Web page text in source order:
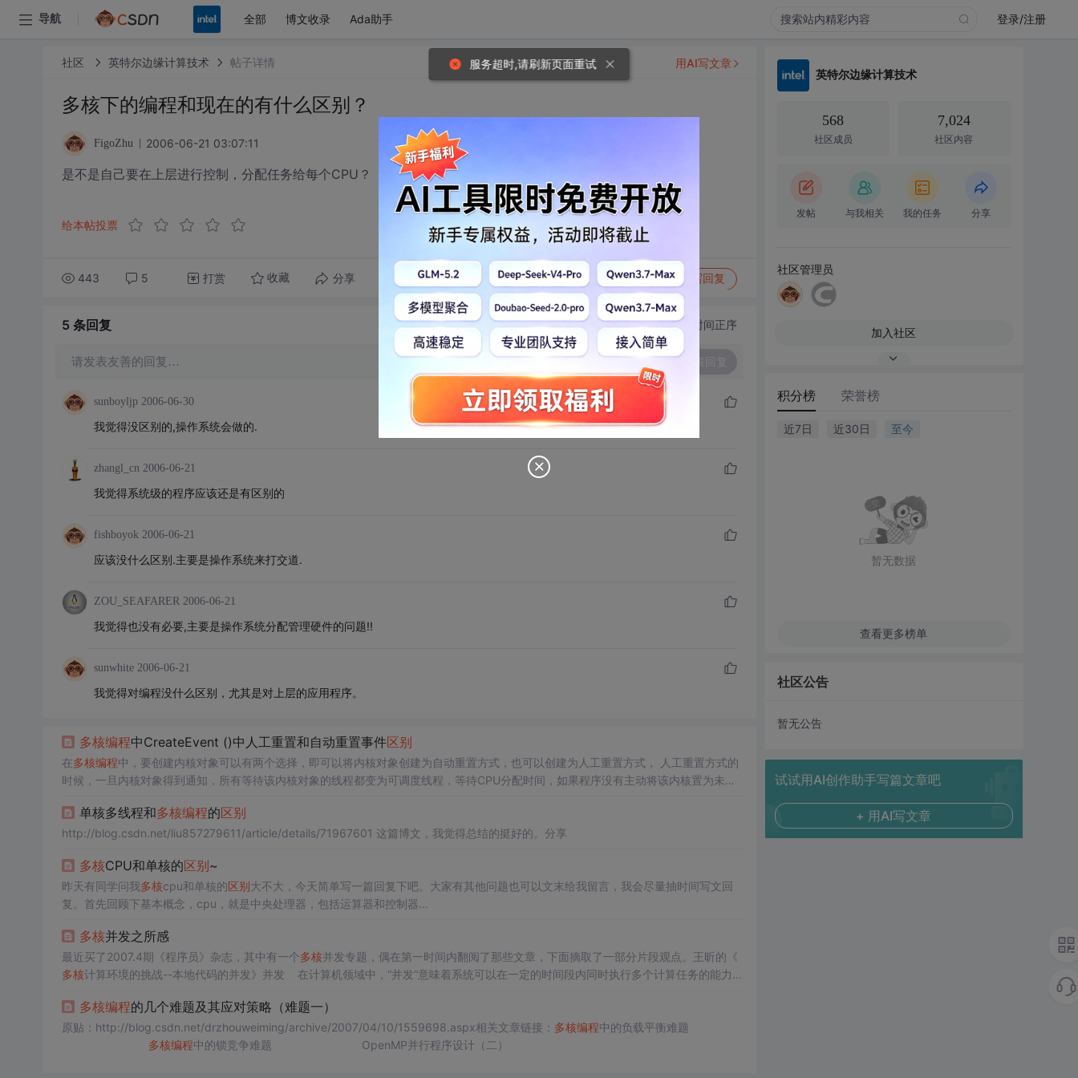
导航 全部 博文收录 Ada助手 登录/注册
社区 英特尔边缘计算技术 帖子详情
多核下的编程和现在的有什么区别？
FigoZhu 2006-06-21 03:07:11
是不是自己要在上层进行控制，分配任务给每个CPU？
给本帖投票
443 5 打赏 收藏 分享 转发到动态 举报 写回复
用AI写文章
5 条回复 切换为时间正序
请发表友善的回复…
sunboyljp 2006-06-30
我觉得没区别的,操作系统会做的.
zhangl_cn 2006-06-21
我觉得系统级的程序应该还是有区别的
fishboyok 2006-06-21
应该没什么区别.主要是操作系统来打交道.
ZOU_SEAFARER 2006-06-21
我觉得也没有必要,主要是操作系统分配管理硬件的问题!!
sunwhite 2006-06-21
我觉得对编程没什么区别，尤其是对上层的应用程序。
多核编程中CreateEvent ()中人工重置和自动重置事件区别
在多核编程中，要创建内核对象可以有两个选择，即可以将内核对象创建为自动重置方式，也可以创建为人工重置方式， 人工重置方式的
时候，一旦内核对象得到通知，所有等待该内核对象的线程都变为可调度线程，等待CPU分配时间，如果程序没有主动将该内核置为未通
要程序主动去做这件事，即主动将内核
单核多线程和多核编程的区别
http://blog.csdn.net/liu857279611/article/details/71967601 这篇博文，我觉得总结的挺好的。分享
多核CPU和单核的区别~
昨天有同学问我多核cpu和单核的区别大不大，今天简单写一篇回复下吧。大家有其他问题也可以文末给我留言，我会尽量抽时间写文回
复。首先回顾下基本概念，cpu，就是中央处理器，包括运算器和控制器...
多核并发之所感
最近买了2007.4期《程序员》杂志，其中有一个多核并发专题，偶在第一时间内翻阅了那些文章，下面摘取了一部分片段观点。王昕的《
多核计算环境的挑战--本地代码的并发》并发 在计算机领域中，“并发”意味着系统可以在一定的时间段内同时执行多个计算任务的能力，
多核编程的几个难题及其应对策略（难题一）
原贴：http://blog.csdn.net/drzhouweiming/archive/2007/04/10/1559698.aspx相关文章链接： 多核编程中的负载平衡难题
多核编程中的锁竞争难题 OpenMP并行程序设计（二）
英特尔边缘计算技术
568
社区成员
7,024
社区内容
发帖 与我相关 我的任务 分享
社区管理员
加入社区
积分榜 荣誉榜
近7日 近30日 至今
暂无数据
查看更多榜单
社区公告
暂无公告
试试用AI创作助手写篇文章吧
+ 用AI写文章
服务超时,请刷新页面重试